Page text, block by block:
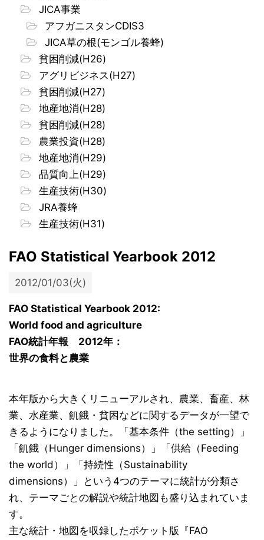
JICA事業
アフガニスタンCDIS3
JICA草の根(モンゴル養蜂)
貧困削減(H26)
アグリビジネス(H27)
貧困削減(H27)
地産地消(H28)
貧困削減(H28)
農業投資(H28)
地産地消(H29)
品質向上(H29)
生産技術(H30)
JRA養蜂
生産技術(H31)
FAO Statistical Yearbook 2012
2012/01/03(火)
FAO Statistical Yearbook 2012:
World food and agriculture
FAO統計年報 2012年：
世界の食料と農業
本年版から大きくリニューアルされ、農業、畜産、林
業、水産業、飢餓・貧困などに関するデータが一望で
きるようになりました。「基本条件（the setting）」
「飢餓（Hunger dimensions）」「供給（Feeding
the world）」「持続性（Sustainability
dimensions）」という4つのテーマに統計が分類さ
れ、テーマごとの解説や統計地図も盛り込まれていま
す。
主な統計・地図を収録したポケット版『FAO